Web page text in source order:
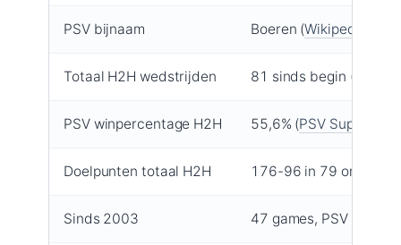
PSV bijnaam Boeren (Wikipedia
Totaal H2H wedstrijden 81 sinds begin (
PSV winpercentage H2H 55,6% (PSV
Doelpunten totaal H2H 176-96 in 79
Sinds 2003 47 games, PSV 24